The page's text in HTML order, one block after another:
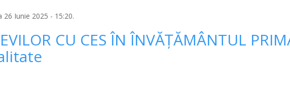
26 Iunie 2025 - 15:20.
CU CES ÎN ÎNVĂȚĂMÂNTUL